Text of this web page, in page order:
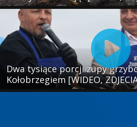
Dwa tysiące porcji zupy
Kołobrzegiem [WIDEO,